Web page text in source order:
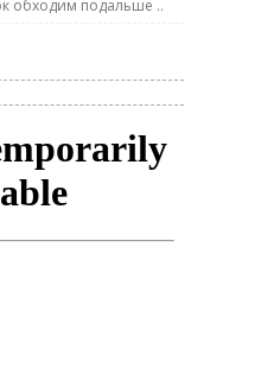
обходим подальше ..